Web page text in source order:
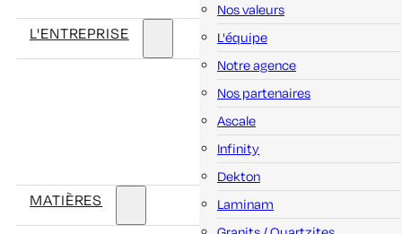
L'ENTREPRISE
Nos valeurs
L'équipe
Notre agence
Nos partenaires
MATIÈRES
Ascale
Infinity
Dekton
Laminam